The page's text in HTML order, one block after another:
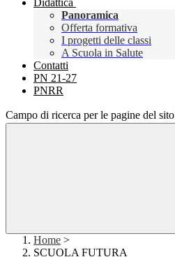
Didattica
Panoramica
Offerta formativa
I progetti delle classi
A Scuola in Salute
Contatti
PN 21-27
PNRR
Campo di ricerca per le pagine del sito
Home >
SCUOLA FUTURA